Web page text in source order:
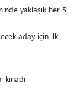
yaklaşık her 5
aday için ilk
kınadı